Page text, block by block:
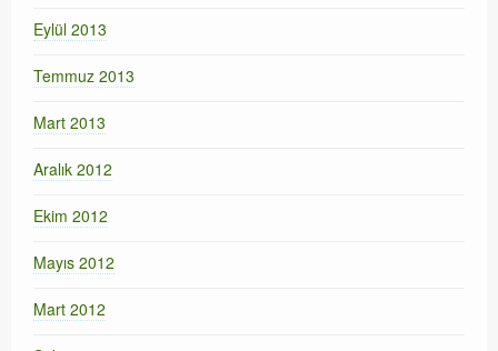
Eylül 2013
Temmuz 2013
Mart 2013
Aralık 2012
Ekim 2012
Mayıs 2012
Mart 2012